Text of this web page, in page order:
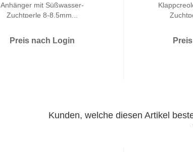
Anhänger mit Süßwasser-
Zuchtperle 8-8,5mm...
Preis nach Login
Kunden, welche diesen Artikel